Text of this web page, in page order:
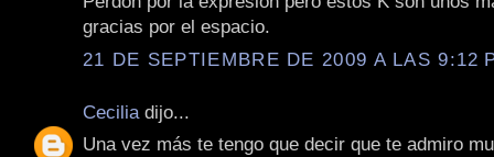
gracias por el espacio.
21 DE SEPTIEMBRE DE 2009 A LAS 9:12
Cecilia dijo...
Una vez más te tengo que decir que te admiro